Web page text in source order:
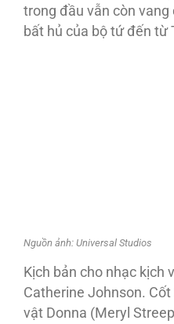
trong đầu vẫn còn
bất hủ của bộ tứ đến từ
Nguồn ảnh: Universal Studios
Kịch bản cho nhạc kịch
Catherine Johnson.
vật Donna (Meryl